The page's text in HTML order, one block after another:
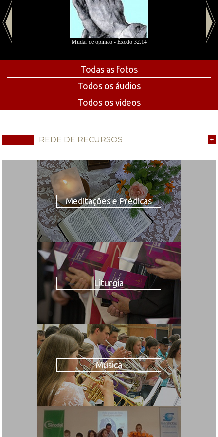
Mudar de opinião - Êxodo 32.14
Todas as fotos
Todos os áudios
Todos os vídeos
REDE DE RECURSOS +
Meditações e Prédicas
Liturgia
Música